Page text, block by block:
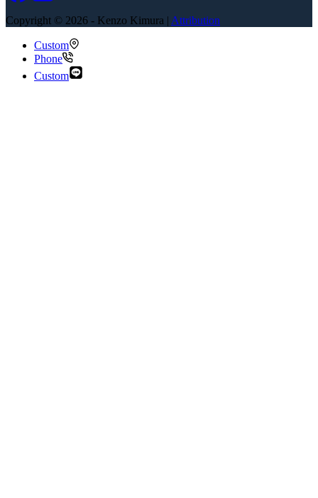
Copyright © 2026 - Kenzo Kimura | Attribution
Custom
Phone
Custom